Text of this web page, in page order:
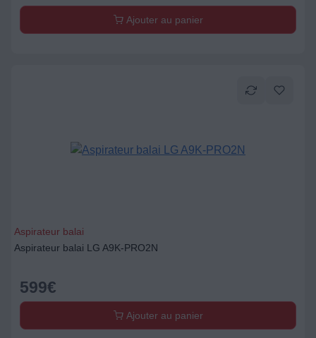
Ajouter au panier
Aspirateur balai
Aspirateur balai LG A9K-PRO2N
599€
Ajouter au panier